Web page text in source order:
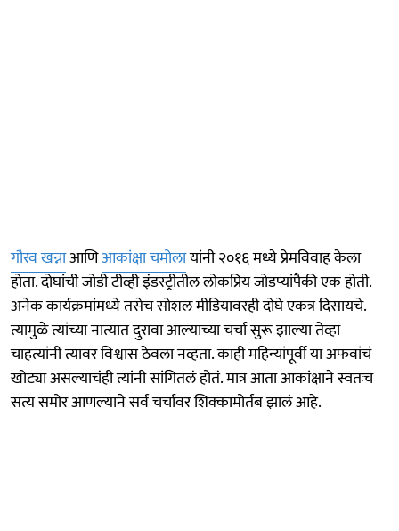
गौरव खन्नाआणिआकांक्षा चमोलायांनी २०१६ मध्ये प्रेमविवाह केला
होता. दोघांची जोडी टीव्ही इंडस्ट्रीतील लोकप्रिय जोडप्यांपैकी एक होती.
अनेक कार्यक्रमांमध्ये तसेच सोशल मीडियावरही दोघे एकत्र दिसायचे.
त्यामुळे त्यांच्या नात्यात दुरावा आल्याच्या चर्चा सुरू झाल्या तेव्हा
चाहत्यांनी त्यावर विश्वास ठेवला नव्हता. काही महिन्यांपूर्वी या अफवांचं
खोट्या असल्याचंही त्यांनी सांगितलं होतं. मात्र आता आकांक्षाने स्वतःच
सत्य समोर आणल्याने सर्व चर्चांवर शिक्कामोर्तब झालं आहे.